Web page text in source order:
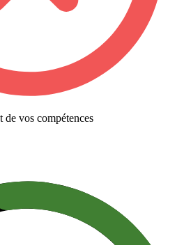
de vos compétences